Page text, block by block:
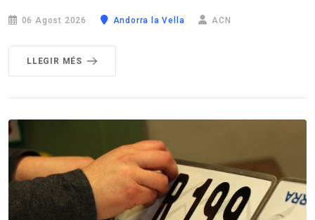
06 Agost 2026 Andorra la Vella ACN
LLEGIR MÉS